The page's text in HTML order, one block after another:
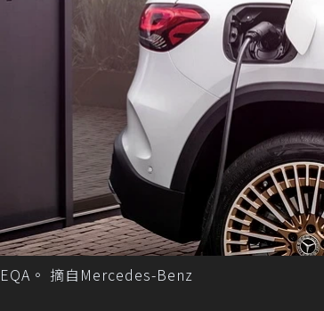
。 摘自Mercedes-Benz